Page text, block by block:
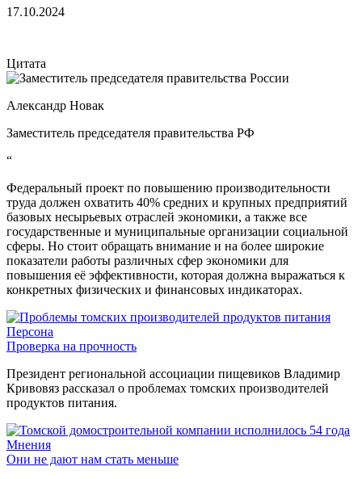
17.10.2024
Цитата
Александр Новак
Заместитель председателя правительства РФ
“
Федеральный проект по повышению производительности
труда должен охватить 40% средних и крупных предприятий
базовых несырьевых отраслей экономики, а также все
государственные и муниципальные организации социальной
сферы. Но стоит обращать внимание и на более широкие
показатели работы различных сфер экономики для
повышения её эффективности, которая должна выражаться к
конкретных физических и финансовых индикаторах.
Персона
Проверка на прочность
Президент региональной ассоциации пищевиков Владимир
Кривовяз рассказал о проблемах томских производителей
продуктов питания.
Мнения
Они не дают нам стать меньше